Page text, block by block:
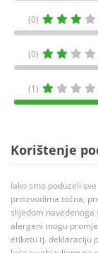
(0)
(0)
(1)
Korištenje
Iako smo poduzeli
proizvodima točna,
slijedom navedenoga
alergeni mogu
etiketu tj. deklaraciju